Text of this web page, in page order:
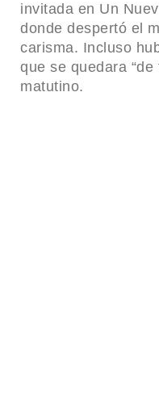
invitada en Un
donde despertó el
carisma. Incluso
que se quedara
matutino.